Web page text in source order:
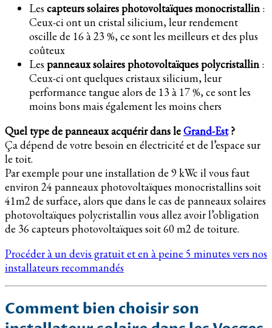
Les capteurs solaires photovoltaïques monocristallin :
Ceux-ci ont un cristal silicium, leur rendement
oscille de 16 à 23 %, ce sont les meilleurs et des plus
coûteux
Les panneaux solaires photovoltaïques polycristallin :
Ceux-ci ont quelques cristaux silicium, leur
performance tangue alors de 13 à 17 %, ce sont les
moins bons mais également les moins chers
Quel type de panneaux acquérir dans leGrand-Est?
Ça dépend de votre besoin en électricité et de l’espace sur
le toit.
Par exemple pour une installation de 9 kWc il vous faut
environ 24 panneaux photovoltaïques monocristallins soit
41m2 de surface, alors que dans le cas de panneaux solaires
photovoltaïques polycristallin vous allez avoir l’obligation
de 36 capteurs photovoltaïques soit 60 m2 de toiture.
Procéder à un devis gratuit et en à peine 5 minutes vers nos
installateurs recommandés
Comment bien choisir son